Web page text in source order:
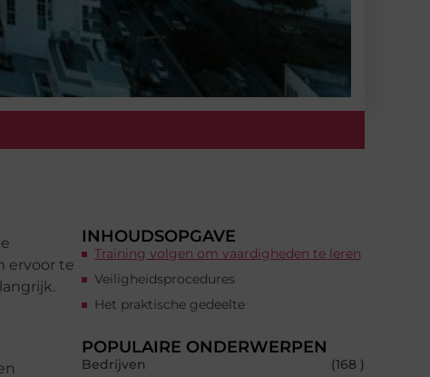
ervoor te
INHOUDSOPGAVE
Training volgen om vaardigheden te leren
Veiligheidsprocedures
Het praktische gedeelte
POPULAIRE ONDERWERPEN
Bedrijven
(168 )